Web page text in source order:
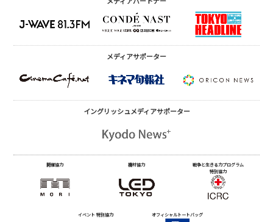
メディアサポーター
イングリッシュメディアサポーター
開催協力 機材協力
戦争と生きる力プログラム
特別協力
イベント 特別協力 オフィシャルトートバッグ